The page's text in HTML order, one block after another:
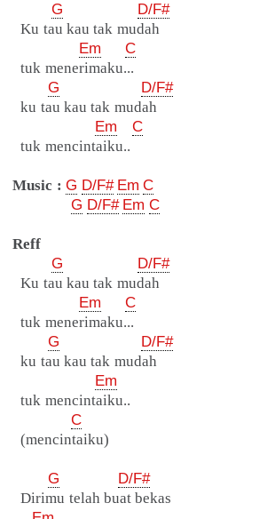
G
D/F#
Ku tau kau tak mudah
Em
C
tuk menerimaku...
G
D/F#
ku tau kau tak mudah
Em
C
tuk mencintaiku..
Music : G D/F# Em C
G D/F# Em C
Reff
G
D/F#
Ku tau kau tak mudah
Em
C
tuk menerimaku...
G
D/F#
ku tau kau tak mudah
Em
tuk mencintaiku..
C
(mencintaiku)
G
D/F#
Dirimu telah buat bekas